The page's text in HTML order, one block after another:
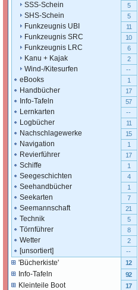
SSS-Schein 5
SHS-Schein 5
Funkzeugnis UBI 11
Funkzeugnis SRC 10
Funkzeugnis LRC 6
Kanu + Kajak 2
Wind-/Kitesurfen --
eBooks 1
Handbücher 17
Info-Tafeln 57
Lernkarten --
Logbücher 11
Nachschlagewerke 15
Navigation 1
Revierführer 17
Schiffe 1
Seegeschichten 4
Seehandbücher 1
Seekarten 7
Seemannschaft 21
Technik 5
Törnführer 8
Wetter 2
[unsortiert] --
'Bücherkiste' 12
Info-Tafeln 92
Kleinteile Boot 17